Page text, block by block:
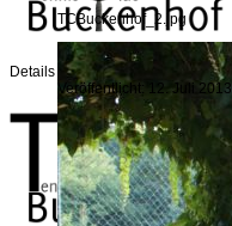
TCBuckenhof_2.jpg
Details
Veröffentlicht: 12. Juli 2013